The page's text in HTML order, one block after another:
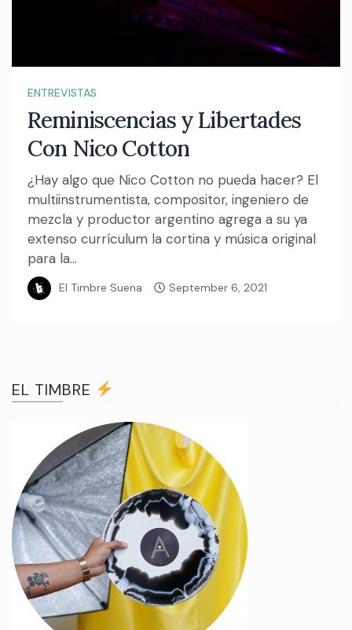
ENTREVISTAS
Reminiscencias y Libertades
Con Nico Cotton
¿Hay algo que Nico Cotton no pueda hacer? El
multiinstrumentista, compositor, ingeniero de
mezcla y productor argentino agrega a su ya
extenso currículum la cortina y música original
para la...
El Timbre Suena September 6, 2021
EL TIMBRE